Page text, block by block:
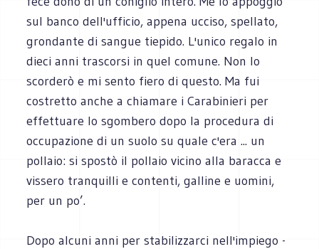
sul banco dell'ufficio, appena ucciso, spellato,
grondante di sangue tiepido. L'unico regalo in
dieci anni trascorsi in quel comune. Non lo
scorderò e mi sento fiero di questo. Ma fui
costretto anche a chiamare i Carabinieri per
effettuare lo sgombero dopo la procedura di
occupazione di un suolo su quale c'era ... un
pollaio: si spostò il pollaio vicino alla baracca e
vissero tranquilli e contenti, galline e uomini,
per un po’.
Dopo alcuni anni per stabilizzarci nell'impiego -